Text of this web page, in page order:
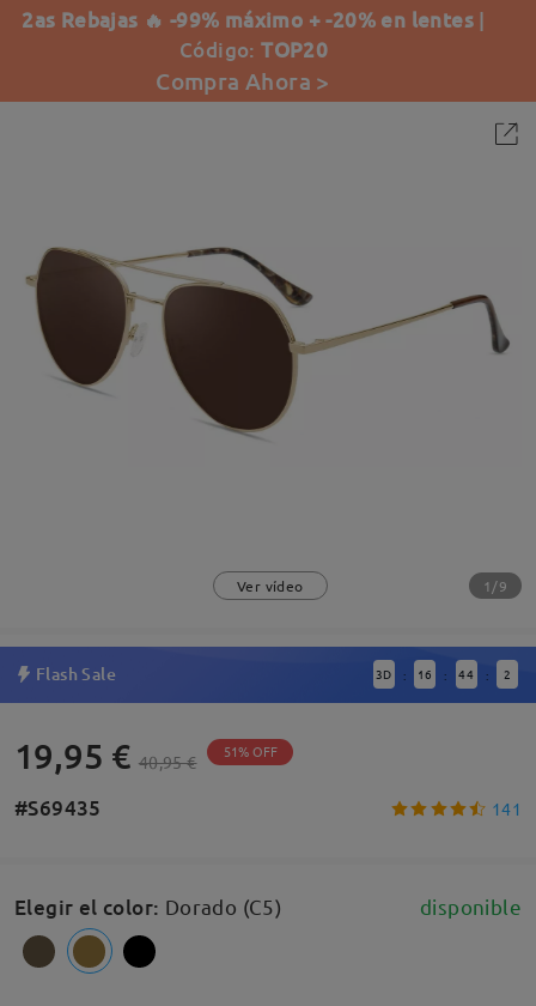
2as Rebajas 🔥 -99% máximo + -20% en lentes |
Código:TOP20
Compra Ahora >
Ver vídeo 1/9
Flash Sale 3D : 16 : 44 : 1
19,95 € 40,95 € 51% OFF
#S69435 141
Elegir el color: Dorado (C5) disponible